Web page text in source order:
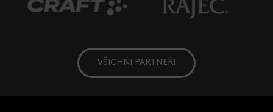
VŠICHNI PARTNEŘI